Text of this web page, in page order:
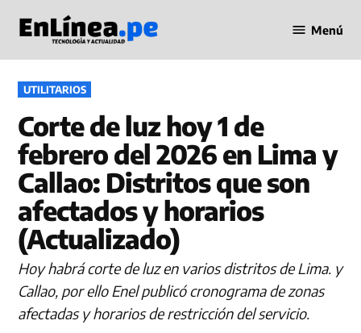
contenido
en Línea
Menú
PUBLICADO
EN
UTILITARIOS
Corte de luz hoy 1 de
febrero del 2026 en Lima y
Callao: Distritos que son
afectados y horarios
(Actualizado)
Hoy habrá corte de luz en varios distritos de Lima. y
Callao, por ello Enel publicó cronograma de zonas
afectadas y horarios de restricción del servicio.